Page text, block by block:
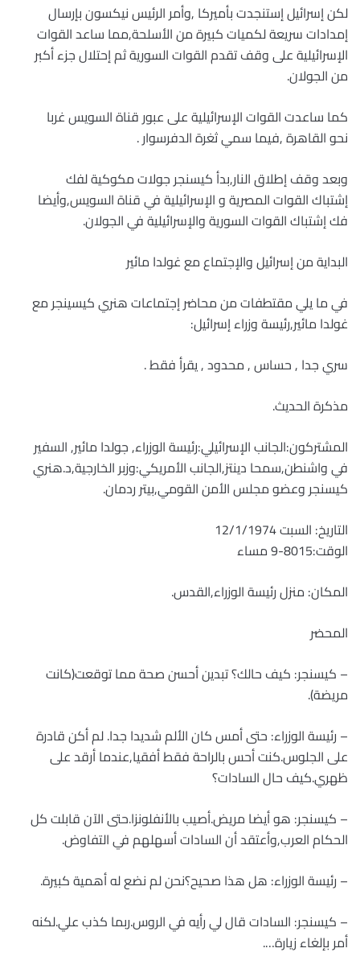
لكن إسرائيل إستنجدت بأميركا ,وأمر الرئيس نيكسون بإرسال
إمدادات سريعة لكميات كبيرة من الأسلحة,مما ساعد القوات
الإسرائيلية على وقف تقدم القوات السورية ثم إحتلال جزء أكبر
من الجولان.
كما ساعدت القوات الإسرائيلية على عبور قناة السويس غربا
نحو القاهرة ,فيما سمي ثغرة الدفرسوار .
وبعد وقف إطلاق النار,بدأ كيسنجر جولات مكوكية لفك
إشتباك القوات المصرية و الإسرائيلية في قناة السويس,وأيضا
فك إشتباك القوات السورية والإسرائيلية في الجولان.
البداية من إسرائيل والإجتماع مع غولدا مائير
في ما يلي مقتطفات من محاضر إجتماعات هنري كيسينجر مع
غولدا مائير,رئيسة وزراء إسرائيل:
سري جدا , حساس , محدود , يقرأ فقط .
مذكرة الحديث.
المشتركون:الجانب الإسرائيلي:رئيسة الوزراء, جولدا مائير, السفير
في واشنطن,سمحا دينتز,الجانب الأمريكي:وزبر الخارجية,د.هنري
كيسنجر وعضو مجلس الأمن القومي,بيتر ردمان.
التاريخ: السبت 12/1/1974
الوقت:8015-9 مساء
المكان: منزل رئيسة الوزراء,القدس.
المحضر
– كيسنجر: كيف حالك؟ تبدين أحسن صحة مما توقعت(كانت
مريضة).
– رئيسة الوزراء: حتى أمس كان الألم شديدا جدا. لم أكن قادرة
على الجلوس.كنت أحس بالراحة فقط أفقيا,عندما أرقد على
ظهري.كيف حال السادات؟
– كيسنجر: هو أيضا مريض.أصيب بالأنفلونزا.حتى الآن قابلت كل
الحكام العرب,وأعتقد أن السادات أسهلهم في التفاوض.
– رئيسة الوزراء: هل هذا صحيح؟نحن لم نضع له أهمية كبيرة.
– كيسنجر: السادات قال لي رأيه في الروس.ربما كذب علي.لكنه
أمر بإلغاء زيارة….